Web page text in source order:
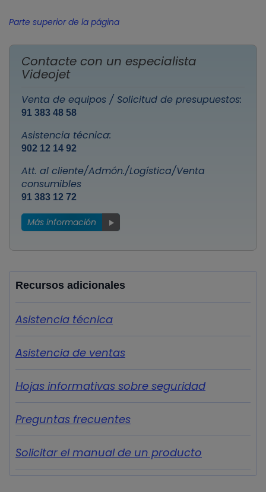
Parte superior de la página
Contacte con un especialista
Videojet
Venta de equipos / Solicitud de presupuestos:
91 383 48 58
Asistencia técnica:
902 12 14 92
Att. al cliente/Admón./Logística/Venta
consumibles
91 383 12 72
Más información
Recursos adicionales
Asistencia técnica
Asistencia de ventas
Hojas informativas sobre seguridad
Preguntas frecuentes
Solicitar el manual de un producto